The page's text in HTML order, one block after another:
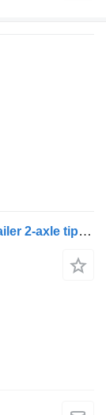
General Trailer SMB - DRUM General Trailer 2-axle tipper - SMB axles - D